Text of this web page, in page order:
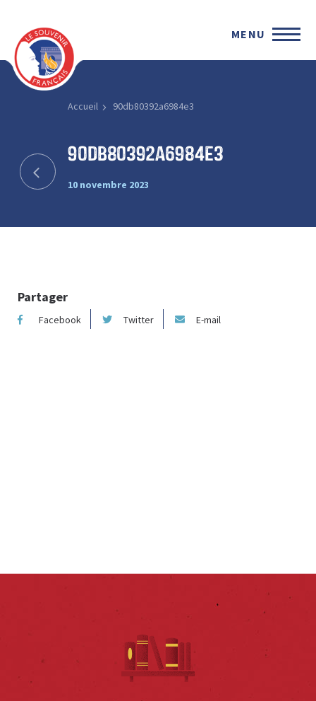
MENU
Accueil 90db80392a6984e3
90db80392a6984e3
10 novembre 2023
Partager
Facebook Twitter E-mail